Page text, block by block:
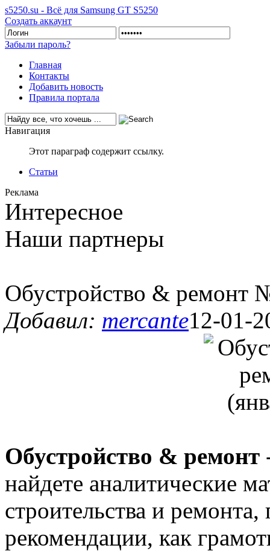
s5250.su - Всё для Samsung GT S5250
Создать аккаунт
Забыли пароль?
Главная
Контакты
Добавить новость
Правила портала
Навигация
Этот параграф содержит ссылку.
Статьи
Реклама
Интересное
Наши партнеры
Обустройство & ремонт
Добавил: mercante12-01-
Обустройство & ремонт
найдете аналитические
строительства и
рекомендации, как